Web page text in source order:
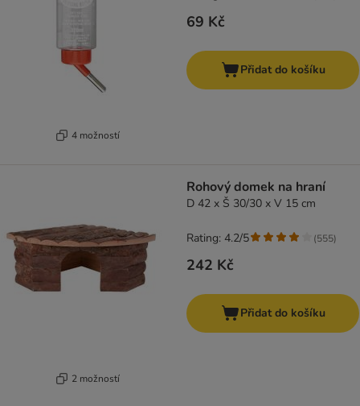
4 možností
69 Kč
Přidat do košíku
2 možností
Rohový domek na hraní
D 42 x Š 30/30 x V 15 cm
242 Kč
Rating: 4.2/5 (555)
Přidat do košíku